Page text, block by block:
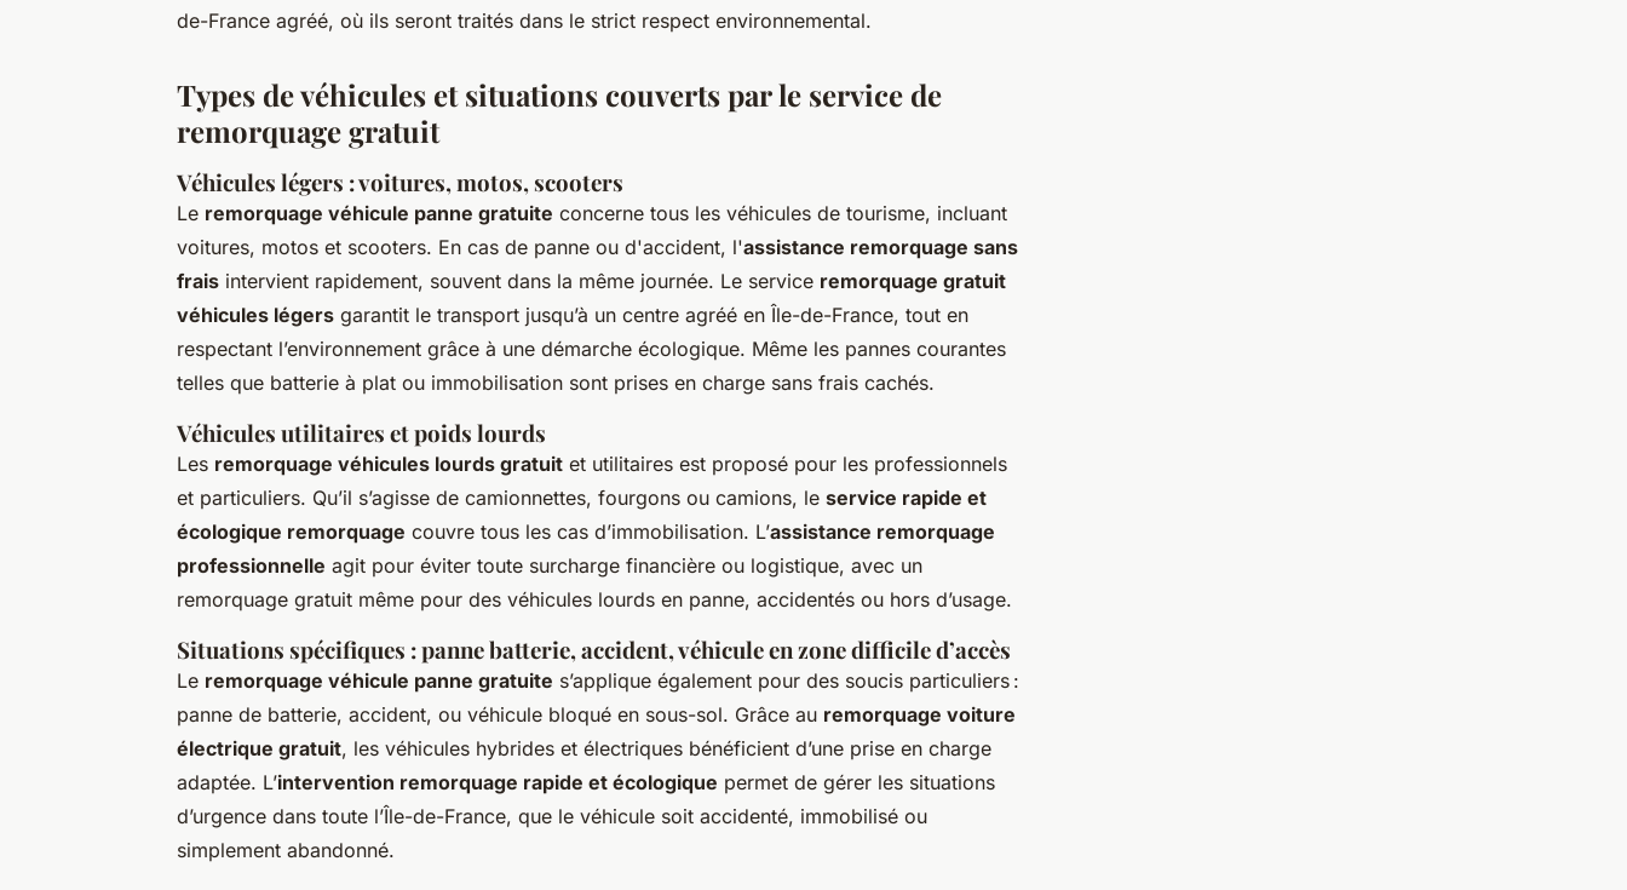
de-France agréé, où ils seront traités dans le strict respect environnemental.
Types de véhicules et situations couverts par le service de
remorquage gratuit
Véhicules légers : voitures, motos, scooters
Le remorquage véhicule panne gratuite concerne tous les véhicules de tourisme, incluant
voitures, motos et scooters. En cas de panne ou d'accident, l'assistance remorquage sans
frais intervient rapidement, souvent dans la même journée. Le service remorquage gratuit
véhicules légers garantit le transport jusqu’à un centre agréé en Île-de-France, tout en
respectant l’environnement grâce à une démarche écologique. Même les pannes courantes
telles que batterie à plat ou immobilisation sont prises en charge sans frais cachés.
Véhicules utilitaires et poids lourds
Les remorquage véhicules lourds gratuit et utilitaires est proposé pour les professionnels
et particuliers. Qu’il s’agisse de camionnettes, fourgons ou camions, le service rapide et
écologique remorquage couvre tous les cas d’immobilisation. L’assistance remorquage
professionnelle agit pour éviter toute surcharge financière ou logistique, avec un
remorquage gratuit même pour des véhicules lourds en panne, accidentés ou hors d’usage.
Situations spécifiques : panne batterie, accident, véhicule en zone difficile d’accès
Le remorquage véhicule panne gratuite s’applique également pour des soucis particuliers :
panne de batterie, accident, ou véhicule bloqué en sous-sol. Grâce au remorquage voiture
électrique gratuit, les véhicules hybrides et électriques bénéficient d’une prise en charge
adaptée. L’intervention remorquage rapide et écologique permet de gérer les situations
d’urgence dans toute l’Île-de-France, que le véhicule soit accidenté, immobilisé ou
simplement abandonné.